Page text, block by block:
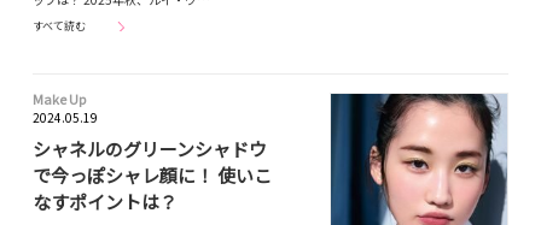
すべて読む
Make Up
2024.05.19
シャネルのグリーンシャドウ
で今っぽシャレ顔に！ 使いこ
なすポイントは？